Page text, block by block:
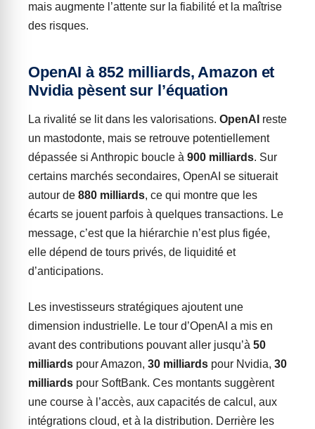
mais augmente l’attente sur la fiabilité et la maîtrise
des risques.
OpenAI à 852 milliards, Amazon et
Nvidia pèsent sur l’équation
La rivalité se lit dans les valorisations. OpenAI reste
un mastodonte, mais se retrouve potentiellement
dépassée si Anthropic boucle à 900 milliards. Sur
certains marchés secondaires, OpenAI se situerait
autour de 880 milliards, ce qui montre que les
écarts se jouent parfois à quelques transactions. Le
message, c’est que la hiérarchie n’est plus figée,
elle dépend de tours privés, de liquidité et
d’anticipations.
Les investisseurs stratégiques ajoutent une
dimension industrielle. Le tour d’OpenAI a mis en
avant des contributions pouvant aller jusqu’à 50
milliards pour Amazon, 30 milliards pour Nvidia, 30
milliards pour SoftBank. Ces montants suggèrent
une course à l’accès, aux capacités de calcul, aux
intégrations cloud, et à la distribution. Derrière les